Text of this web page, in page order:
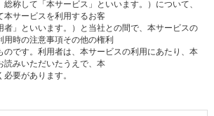
称して「本サービス」といいます。）について、
本サービスを利⽤するお客
者」といいます。）と当社との間で、本サービスの
⽤時の注意事項その他の権利
のです。利⽤者は、本サービスの利⽤にあたり、本
読みいただいたうえで、本
要があります。